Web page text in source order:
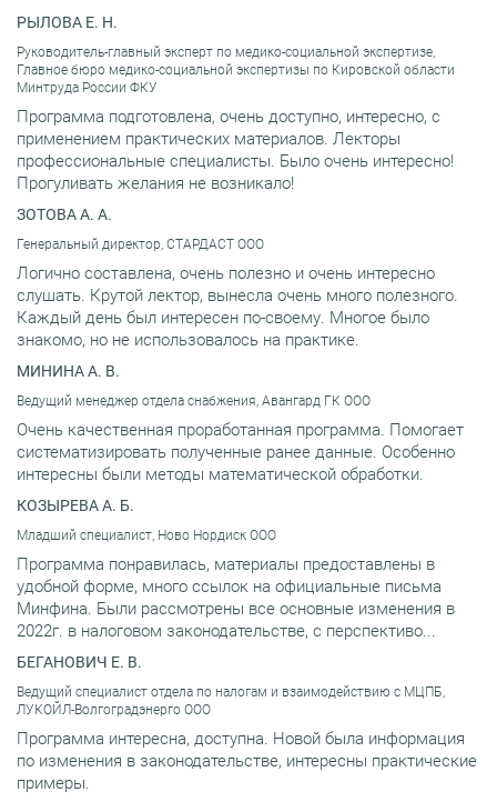
РЫЛОВА Е. Н.
Руководитель-главный эксперт по медико-социальной экспертизе,
Главное бюро медико-социальной экспертизы по Кировской области
Минтруда России ФКУ
Программа подготовлена, очень доступно, интересно, с
применением практических материалов. Лекторы
профессиональные специалисты. Было очень интересно!
Прогуливать желания не возникало!
ЗОТОВА А. А.
Генеральный директор, СТАРДАСТ ООО
Логично составлена, очень полезно и очень интересно
слушать. Крутой лектор, вынесла очень много полезного.
Каждый день был интересен по-своему. Многое было
знакомо, но не использовалось на практике.
МИНИНА А. В.
Ведущий менеджер отдела снабжения, Авангард ГК ООО
Очень качественная проработанная программа. Помогает
систематизировать полученные ранее данные. Особенно
интересны были методы математической обработки.
КОЗЫРЕВА А. Б.
Младший специалист, Ново Нордиск ООО
Программа понравилась, материалы предоставлены в
удобной форме, много ссылок на официальные письма
Минфина. Были рассмотрены все основные изменения в
2022г. в налоговом законодательстве, с перспективо...
БЕГАНОВИЧ Е. В.
Ведущий специалист отдела по налогам и взаимодействию с МЦПБ,
ЛУКОЙЛ-Волгоградэнерго ООО
Программа интересна, доступна. Новой была информация
по изменения в законодательстве, интересны практические
примеры.